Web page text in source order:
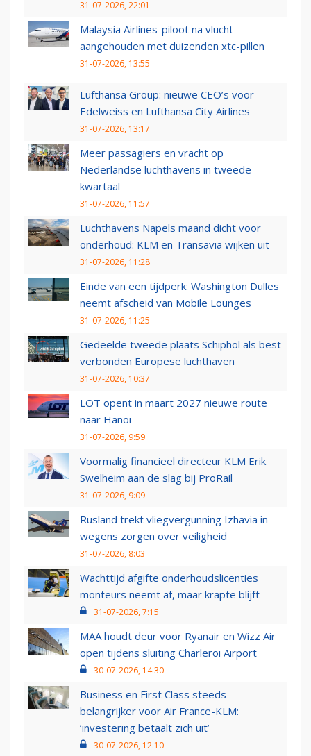
31-07-2026, 22:01
Malaysia Airlines-piloot na vlucht
aangehouden met duizenden xtc-pillen
31-07-2026, 13:55
Lufthansa Group: nieuwe CEO’s voor
Edelweiss en Lufthansa City Airlines
31-07-2026, 13:17
Meer passagiers en vracht op
Nederlandse luchthavens in tweede
kwartaal
31-07-2026, 11:57
Luchthavens Napels maand dicht voor
onderhoud: KLM en Transavia wijken uit
31-07-2026, 11:28
Einde van een tijdperk: Washington Dulles
neemt afscheid van Mobile Lounges
31-07-2026, 11:25
Gedeelde tweede plaats Schiphol als best
verbonden Europese luchthaven
31-07-2026, 10:37
LOT opent in maart 2027 nieuwe route
naar Hanoi
31-07-2026, 9:59
Voormalig financieel directeur KLM Erik
Swelheim aan de slag bij ProRail
31-07-2026, 9:09
Rusland trekt vliegvergunning Izhavia in
wegens zorgen over veiligheid
31-07-2026, 8:03
Wachttijd afgifte onderhoudslicenties
monteurs neemt af, maar krapte blijft
31-07-2026, 7:15
MAA houdt deur voor Ryanair en Wizz Air
open tijdens sluiting Charleroi Airport
30-07-2026, 14:30
Business en First Class steeds
belangrijker voor Air France-KLM:
‘investering betaalt zich uit’
30-07-2026, 12:10